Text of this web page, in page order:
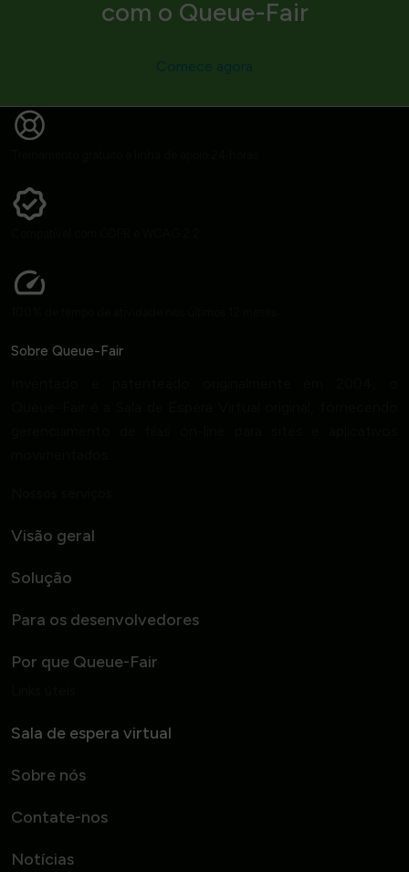
com o Queue-Fair
Sobre Queue-Fair
Visão geral
Solução
Para os desenvolvedores
Por que Queue-Fair
Sala de espera virtual
Sobre nós
Contate-nos
Notícias